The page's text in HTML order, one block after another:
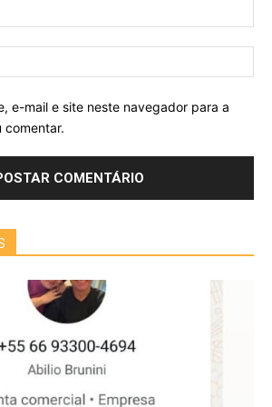
e-mail e site neste navegador para a
comentar.